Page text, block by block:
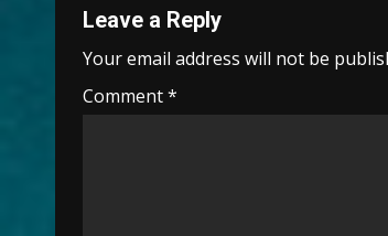
k p k
Leave a Reply
Your email address will not be
Comment*